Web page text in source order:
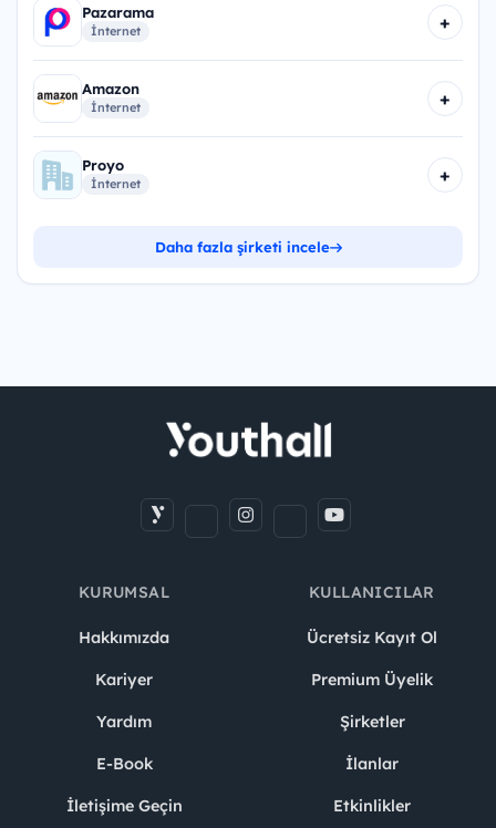
Pazarama
İnternet +
Amazon
İnternet +
Proyo
İnternet +
Daha fazla şirketi incele
KURUMSAL
Hakkımızda
Kariyer
Yardım
E-Book
İletişime Geçin
KULLANICILAR
Ücretsiz Kayıt Ol
Premium Üyelik
Şirketler
İlanlar
Etkinlikler